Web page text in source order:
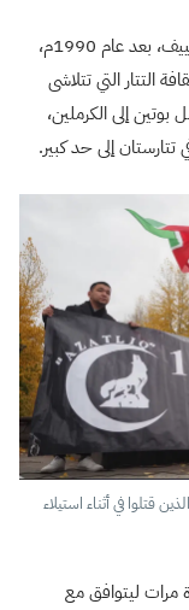
رغم الجهود التي بذلها الرئيس التتري السابق، شايمييف، بعد عام 1990م،
التتار التي تتلاشى
إلى الكرملين،
إلى حد كبير.
قتلوا في أثناء استيلاء
مرات ليتوافق مع